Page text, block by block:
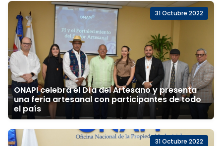
31 Octubre 2022
ONAPI celebra el Día del Artesano y presenta
una feria artesanal con participantes de todo
el país
31 Octubre 2022